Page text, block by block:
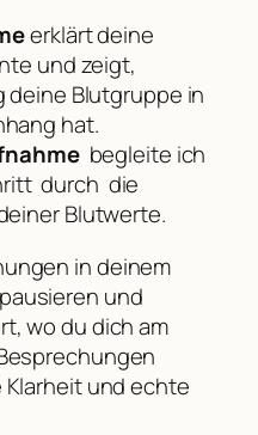
erklärt deine
und zeigt,
Blutgruppe in
hat.
begleite ich
durch die
Blutwerte.
in deinem
und
wo du dich am
und echte